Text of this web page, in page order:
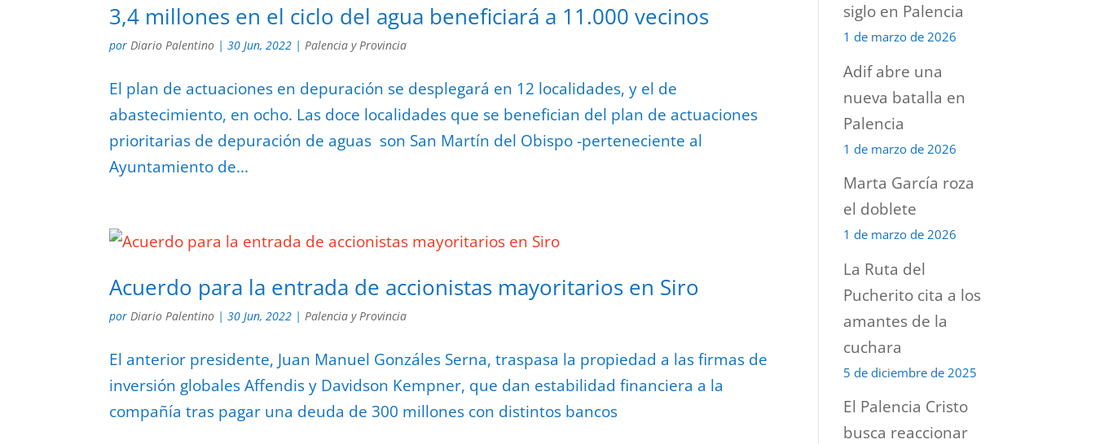
3,4 millones en el ciclo del agua beneficiará a 11.000 vecinos
porDiario Palentino |30 Jun, 2022 |Palencia y Provincia
El plan de actuaciones en depuración se desplegará en 12 localidades, y el de
abastecimiento, en ocho. Las doce localidades que se benefician del plan de actuaciones
prioritarias de depuración de aguas son San Martín del Obispo -perteneciente al
Ayuntamiento de...
Acuerdo para la entrada de accionistas mayoritarios en Siro
porDiario Palentino |30 Jun, 2022 |Palencia y Provincia
El anterior presidente, Juan Manuel Gonzáles Serna, traspasa la propiedad a las firmas de
inversión globales Affendis y Davidson Kempner, que dan estabilidad financiera a la
compañía tras pagar una deuda de 300 millones con distintos bancos
siglo en Palencia
1 de marzo de 2026
Adif abre una
nueva batalla en
Palencia
1 de marzo de 2026
Marta García roza
el doblete
1 de marzo de 2026
La Ruta del
Pucherito cita a los
amantes de la
cuchara
5 de diciembre de 2025
El Palencia Cristo
busca reaccionar